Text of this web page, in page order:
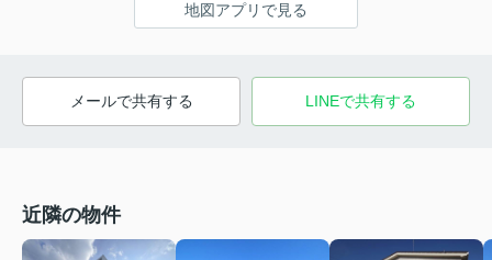
地図アプリで見る
メールで共有する LINEで共有する
近隣の物件